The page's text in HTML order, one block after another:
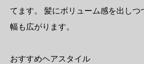
てます。 髪にボリューム感を出しつ
幅も広がります。
おすすめヘアスタイル